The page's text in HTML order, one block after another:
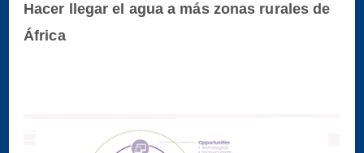
Hacer llegar el agua a más zonas rurales de
África